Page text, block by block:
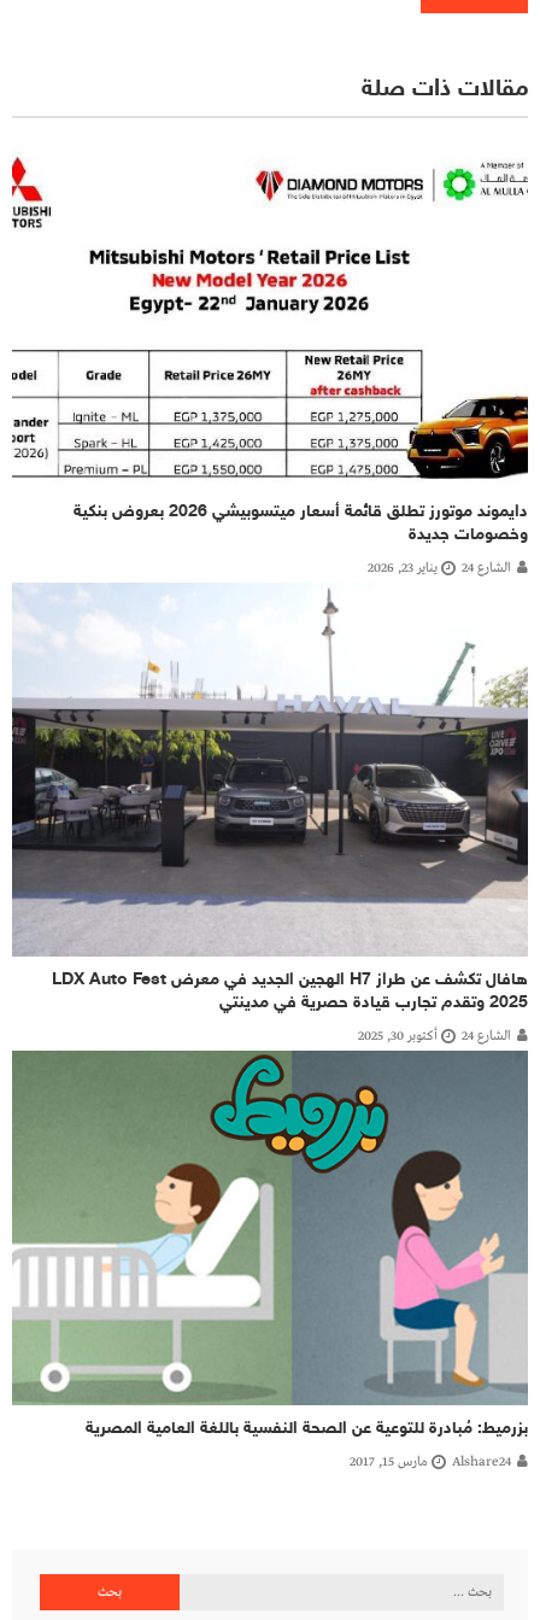
مقالات ذات صلة
دايموند موتورز تطلق قائمة أسعار ميتسوبيشي 2026 بعروض بنكية
وخصومات جديدة
الشارع 24 يناير 23, 2026
هافال تكشف عن طراز H7 الهجين الجديد في معرض LDX Auto Fest
2025 وتقدم تجارب قيادة حصرية في مدينتي
الشارع 24 أكتوبر 30, 2025
بزرميط: مُبادرة للتوعية عن الصحة النفسية باللغة العامية المصرية
Alshare24 مارس 15, 2017
البحث